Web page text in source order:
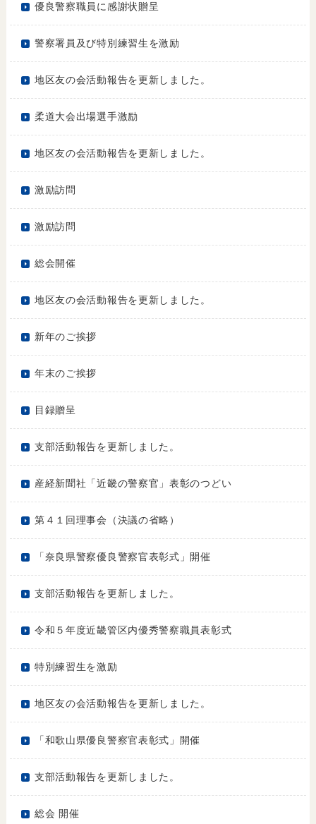
優良警察職員に感謝状贈呈
警察署員及び特別練習生を激励
地区友の会活動報告を更新しました。
柔道大会出場選手激励
地区友の会活動報告を更新しました。
激励訪問
激励訪問
総会開催
地区友の会活動報告を更新しました。
新年のご挨拶
年末のご挨拶
目録贈呈
支部活動報告を更新しました。
産経新聞社「近畿の警察官」表彰のつどい
第４１回理事会（決議の省略）
「奈良県警察優良警察官表彰式」開催
支部活動報告を更新しました。
令和５年度近畿管区内優秀警察職員表彰式
特別練習生を激励
地区友の会活動報告を更新しました。
「和歌山県優良警察官表彰式」開催
支部活動報告を更新しました。
総会 開催